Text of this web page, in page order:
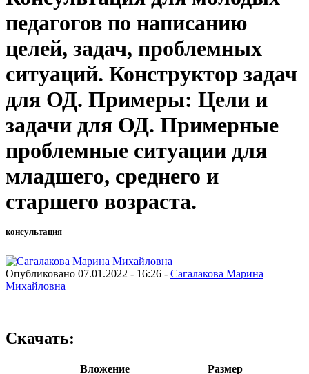
педагогов по написанию
целей, задач, проблемных
ситуаций. Конструктор задач
для ОД. Примеры: Цели и
задачи для ОД. Примерные
проблемные ситуации для
младшего, среднего и
старшего возраста.
консультация
Опубликовано 07.01.2022 - 16:26 - Сагалакова Марина
Михайловна
Скачать:
Вложение
Размер